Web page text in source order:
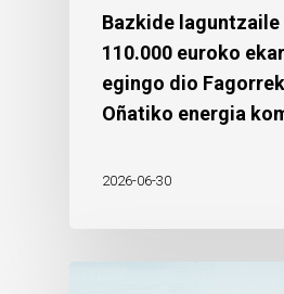
Bazkide
110.000 euroko
egingo dio
Oñatiko energia
2026-06-30